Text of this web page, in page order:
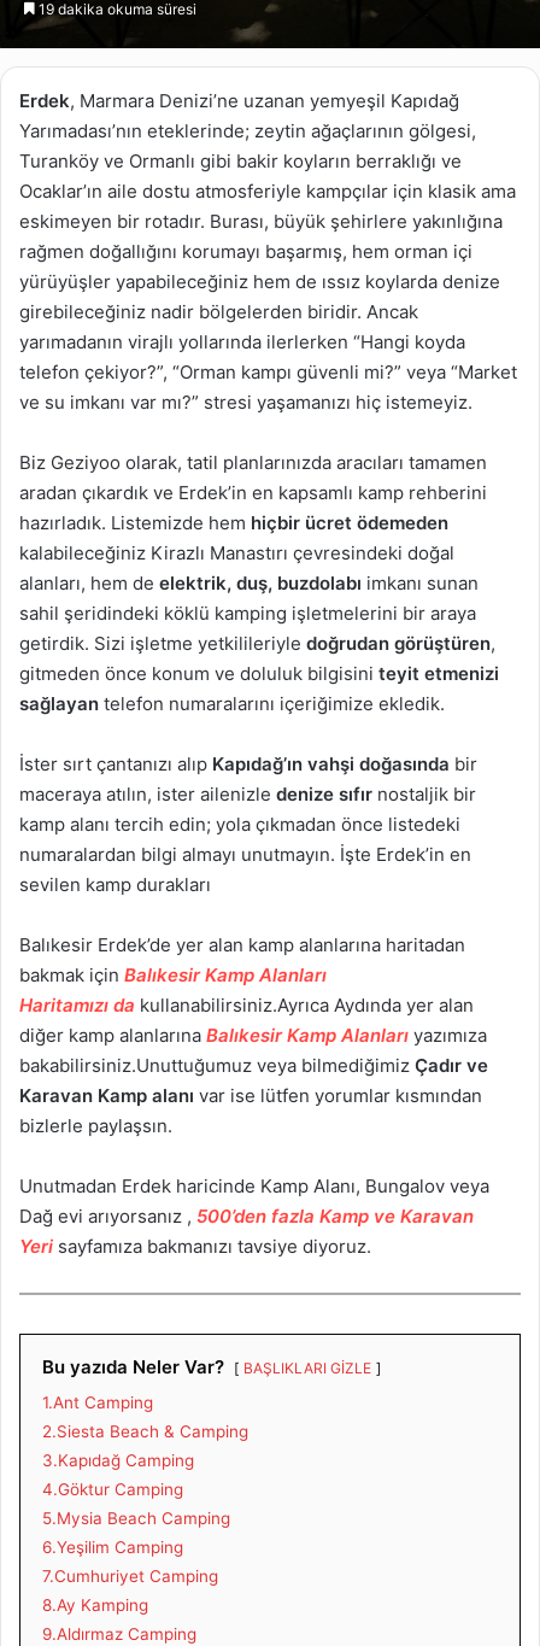
göndermek
19 dakika okuma süresi
Erdek, Marmara Denizi’ne uzanan yemyeşil Kapıdağ
Yarımadası’nın eteklerinde; zeytin ağaçlarının gölgesi,
Turanköy ve Ormanlı gibi bakir koyların berraklığı ve
Ocaklar’ın aile dostu atmosferiyle kampçılar için klasik ama
eskimeyen bir rotadır. Burası, büyük şehirlere yakınlığına
rağmen doğallığını korumayı başarmış, hem orman içi
yürüyüşler yapabileceğiniz hem de ıssız koylarda denize
girebileceğiniz nadir bölgelerden biridir. Ancak
yarımadanın virajlı yollarında ilerlerken “Hangi koyda
telefon çekiyor?”, “Orman kampı güvenli mi?” veya “Market
ve su imkanı var mı?” stresi yaşamanızı hiç istemeyiz.
Biz Geziyoo olarak, tatil planlarınızda aracıları tamamen
aradan çıkardık ve Erdek’in en kapsamlı kamp rehberini
hazırladık. Listemizde hem hiçbir ücret ödemeden
kalabileceğiniz Kirazlı Manastırı çevresindeki doğal
alanları, hem de elektrik, duş, buzdolabı imkanı sunan
sahil şeridindeki köklü kamping işletmelerini bir araya
getirdik. Sizi işletme yetkilileriyle doğrudan görüştüren,
gitmeden önce konum ve doluluk bilgisini teyit etmenizi
sağlayan telefon numaralarını içeriğimize ekledik.
İster sırt çantanızı alıp Kapıdağ’ın vahşi doğasında bir
maceraya atılın, ister ailenizle denize sıfır nostaljik bir
kamp alanı tercih edin; yola çıkmadan önce listedeki
numaralardan bilgi almayı unutmayın. İşte Erdek’in en
sevilen kamp durakları
Balıkesir Erdek’de yer alan kamp alanlarına haritadan
bakmak için Balıkesir Kamp Alanları
Haritamızı da kullanabilirsiniz.Ayrıca Aydında yer alan
diğer kamp alanlarına Balıkesir Kamp Alanları yazımıza
bakabilirsiniz.Unuttuğumuz veya bilmediğimiz Çadır ve
Karavan Kamp alanı var ise lütfen yorumlar kısmından
bizlerle paylaşsın.
Unutmadan Erdek haricinde Kamp Alanı, Bungalov veya
Dağ evi arıyorsanız , 500’den fazla Kamp ve Karavan
Yeri sayfamıza bakmanızı tavsiye diyoruz.
Bu yazıda Neler Var? BAŞLIKLARI GİZLE
1.Ant Camping
2.Siesta Beach & Camping
3.Kapıdağ Camping
4.Göktur Camping
5.Mysia Beach Camping
6.Yeşilim Camping
7.Cumhuriyet Camping
8.Ay Kamping
9.Aldırmaz Camping